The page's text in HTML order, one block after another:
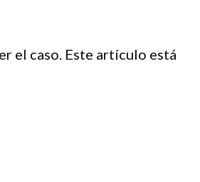
el caso. Este artículo está